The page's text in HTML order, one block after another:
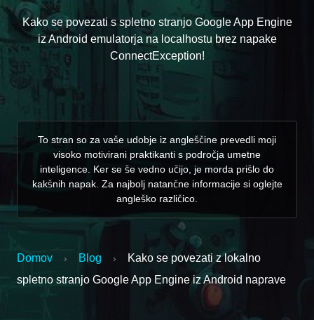
Kako se povezati s spletno stranjo Google App Engine
iz Android emulatorja na localhostu brez napake
ConnectException!
To stran so za vaše udobje iz angleščine prevedli moji
visoko motivirani praktikanti s področja umetne
inteligence. Ker se še vedno učijo, je morda prišlo do
kakšnih napak. Za najbolj natančne informacije si oglejte
angleško različico.
Domov › Blog ›
Kako se povezati z lokalno
spletno stranjo Google App Engine iz Android naprave